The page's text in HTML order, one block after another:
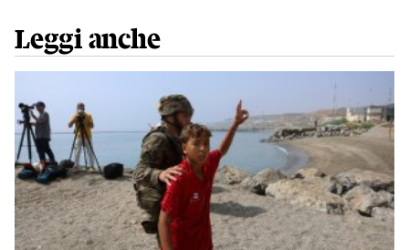
Leggi anche